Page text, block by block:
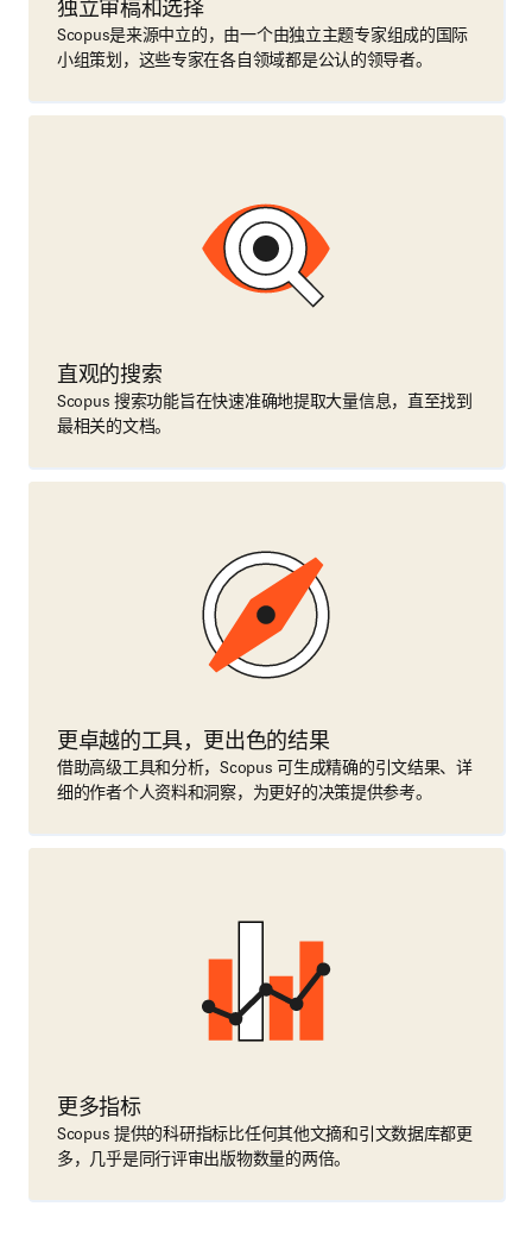
独立审稿和选择
Scopus是来源中立的，由一个由独立主题专家组成的国际
小组策划，这些专家在各自领域都是公认的领导者。
直观的搜索
Scopus 搜索功能旨在快速准确地提取大量信息，直至找到
最相关的文档。
更卓越的工具，更出色的结果
借助高级工具和分析，Scopus 可生成精确的引文结果、详
细的作者个人资料和洞察，为更好的决策提供参考。
更多指标
Scopus 提供的科研指标比任何其他文摘和引文数据库都更
多，几乎是同行评审出版物数量的两倍。